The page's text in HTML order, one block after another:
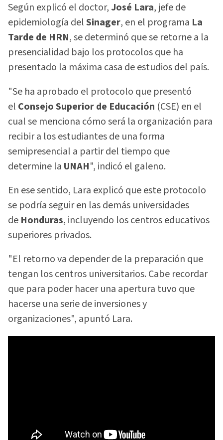
Según explicó el doctor,José Lara, jefe de
epidemiología delSinager, en el programa La
Tarde de HRN, se determinó que se retorne a la
presencialidad bajo los protocolos que ha
presentado la máxima casa de estudios del país.
"Se ha aprobado el protocolo que presentó
el Consejo Superior de Educación (CSE) en el
cual se menciona cómo será la organización para
recibir a los estudiantes de una forma
semipresencial a partir del tiempo que
determine la UNAH", indicó el galeno.
En ese sentido, Lara explicó que este protocolo
se podría seguir en las demás universidades
de Honduras, incluyendo los centros educativos
superiores privados.
"El retorno va depender de la preparación que
tengan los centros universitarios. Cabe recordar
que para poder hacer una apertura tuvo que
hacerse una serie de inversiones y
organizaciones", apuntó Lara.